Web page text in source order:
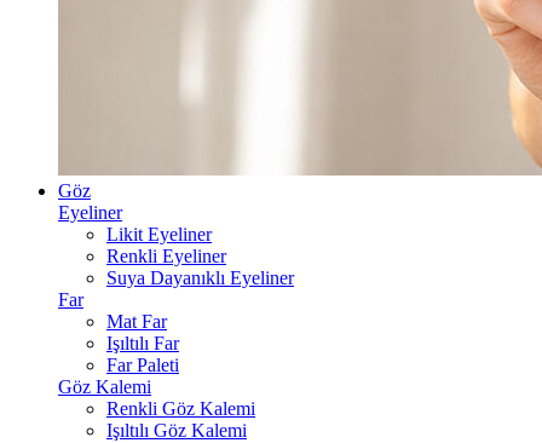
Göz
Eyeliner
Likit Eyeliner
Renkli Eyeliner
Suya Dayanıklı Eyeliner
Far
Mat Far
Işıltılı Far
Far Paleti
Göz Kalemi
Renkli Göz Kalemi
Işıltılı Göz Kalemi